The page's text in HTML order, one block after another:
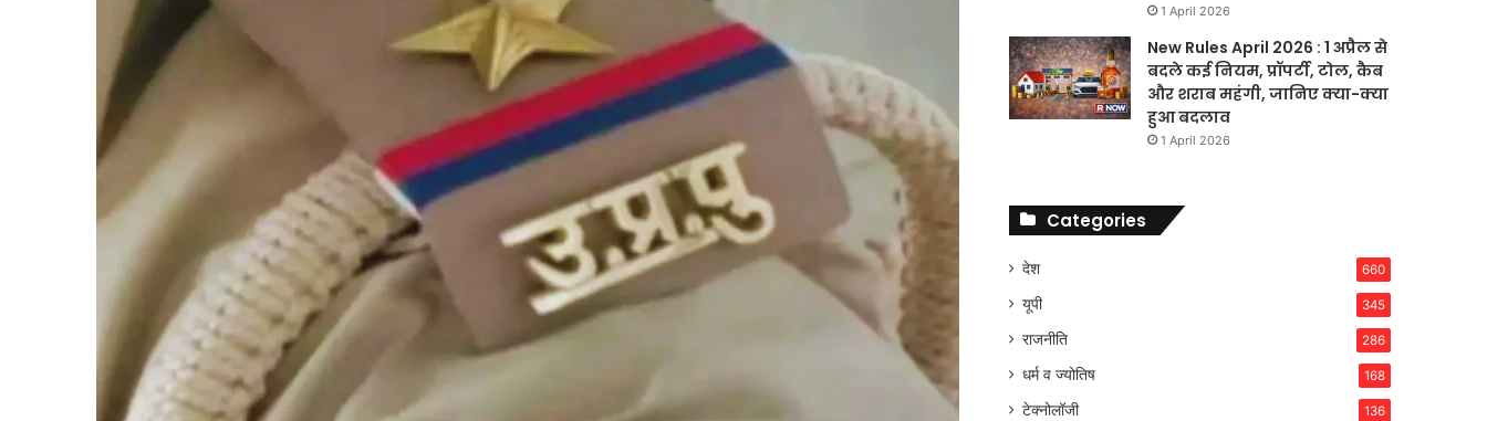
1 April 2026
New Rules April 2026 : 1 अप्रैल से
बदले कई नियम, प्रॉपर्टी, टोल, कैब
और शराब महंगी, जानिए क्या-क्या
हुआ बदलाव
1 April 2026
Categories
देश 660
यूपी 345
राजनीति 286
धर्म व ज्योतिष 168
टेक्नोलॉजी 136